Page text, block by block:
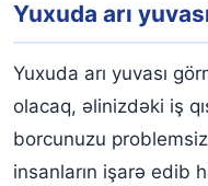
Yuxuda arı
Yuxuda arı yuvası
olacaq, əlinizdəki iş
borcunuzu
insanların işarə edib